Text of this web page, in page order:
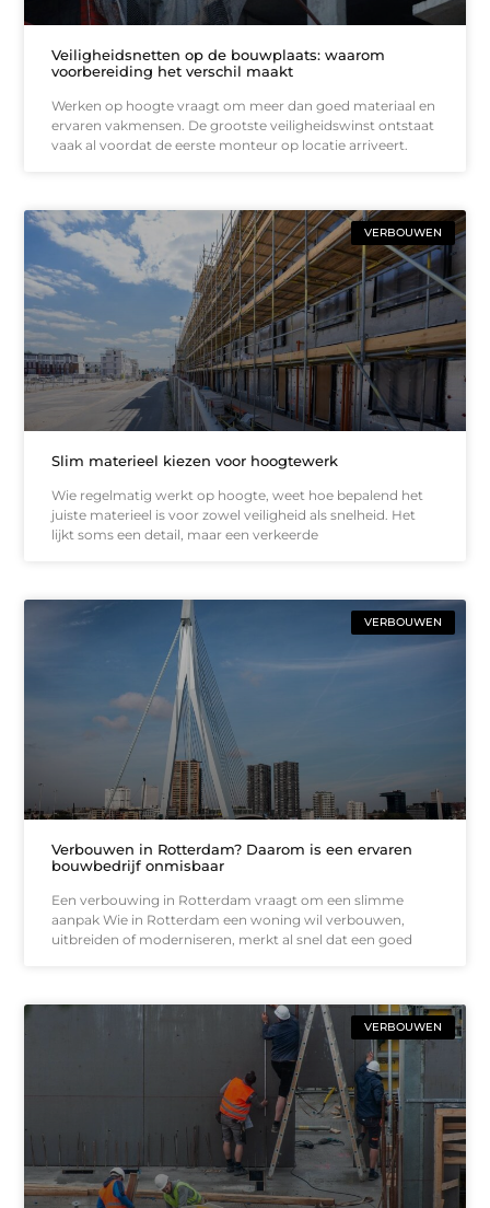
Veiligheidsnetten op de bouwplaats: waarom
voorbereiding het verschil maakt
Werken op hoogte vraagt om meer dan goed materiaal en
ervaren vakmensen. De grootste veiligheidswinst ontstaat
vaak al voordat de eerste monteur op locatie arriveert.
VERBOUWEN
Slim materieel kiezen voor hoogtewerk
Wie regelmatig werkt op hoogte, weet hoe bepalend het
juiste materieel is voor zowel veiligheid als snelheid. Het
lijkt soms een detail, maar een verkeerde
VERBOUWEN
Verbouwen in Rotterdam? Daarom is een ervaren
bouwbedrijf onmisbaar
Een verbouwing in Rotterdam vraagt om een slimme
aanpak Wie in Rotterdam een woning wil verbouwen,
uitbreiden of moderniseren, merkt al snel dat een goed
VERBOUWEN